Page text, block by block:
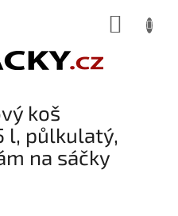
koš
l, půlkulatý,
na sáčky